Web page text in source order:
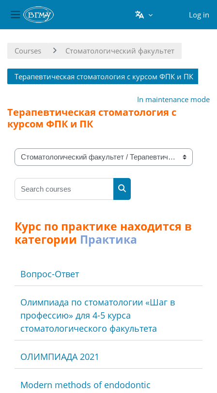
Side panel
Log in
Courses Стоматологический факультет
Терапевтическая стоматология с курсом ФПК и ПК
In maintenance mode
Терапевтическая стоматология с
курсом ФПК и ПК
Course categories
Search courses
Search courses
Курс по практике находится в
категории Практика
Вопрос-Ответ
Олимпиада по стоматологии «Шаг в
профессию» для 4-5 курса
стоматологического факультета
ОЛИМПИАДА 2021
Modern methods of endodontic